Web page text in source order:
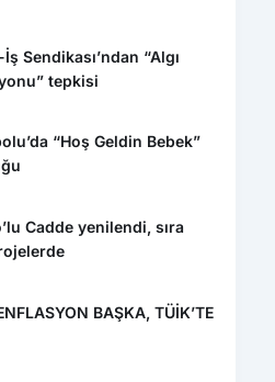
Sendikası’ndan “Algı
tepkisi
“Hoş Geldin Bebek”
Cadde yenilendi, sıra
BAŞKA, TÜİK’TE